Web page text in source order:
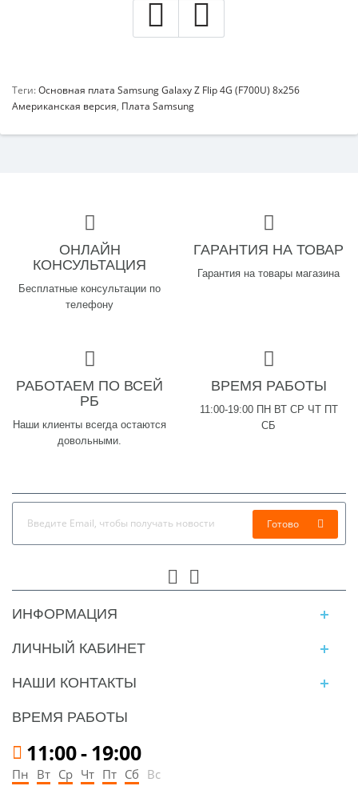
Теги:Основная плата Samsung Galaxy Z Flip 4G (F700U) 8x256
Американская версия, Плата Samsung
ОНЛАЙН
КОНСУЛЬТАЦИЯ
Бесплатные консультации по
телефону
ГАРАНТИЯ НА ТОВАР
Гарантия на товары магазина
РАБОТАЕМ ПО ВСЕЙ
РБ
Наши клиенты всегда остаются
довольными.
ВРЕМЯ РАБОТЫ
11:00-19:00 ПН ВТ СР ЧТ ПТ
СБ
Готово
ИНФОРМАЦИЯ
ЛИЧНЫЙ КАБИНЕТ
НАШИ КОНТАКТЫ
ВРЕМЯ РАБОТЫ
11:00-19:00
Пн Вт Ср Чт Пт Сб Вс